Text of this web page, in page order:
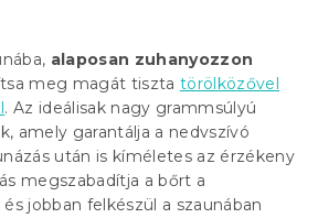
alaposan zuhanyozzon
meg magát tiszta törölközővel
. Az ideálisak nagy grammsúlyú
amely garantálja a nedvszívó
után is kíméletes az érzékeny
megszabadítja a bőrt a
jobban felkészül a szaunában